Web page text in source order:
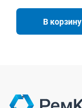
В корзину